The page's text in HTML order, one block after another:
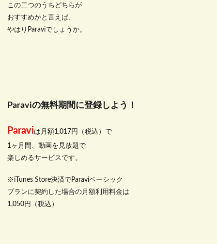
この二つのうちどちらが
おすすめかと言えば、
やはりParaviでしょうか。
Paraviの無料期間に登録しよう！
Paraviは月額1,017円（税込）で
1ヶ月間、動画を見放題で
楽しめるサービスです。
※iTunes Store決済でParaviベーシック
プランに契約した場合の月額利用料金は
1,050円（税込）